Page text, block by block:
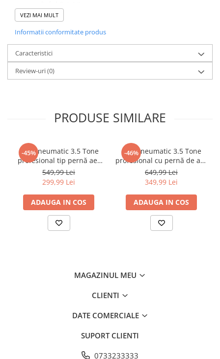
Vibrator beton
Scule Atelier Auto
Accesorii / consumabile atelier
auto
Ambreiaj
Aparat sablat curatat
Chei
Biti hex/torx/spline
Chei auto speciale
Chei combinate/inelare/cu clichet
Chei tubulare
Dinamometrice
Extras arcuri suspensie
Buton de 3/4"
extensii 2 buc
valiza pentru transport și depozitare
VEZI MAI MULT
Informatii conformitate produs
Caracteristici
Review-uri(0)
PRODUSE SIMILARE
-45%
Cric pneumatic 3.5 Tone
profesional tip pernă aer
14-40cm (3.5TAIR)
549,99 Lei
299,99 Lei
ADAUGA IN COS
-46%
Cric pneumatic 3.5 Tone
profesional cu pernă de aer
pentru vulcanizare 15-40cm
(RK-01-200)
649,99 Lei
349,99 Lei
ADAUGA IN COS
MAGAZINUL MEU
CLIENTI
DATE COMERCIALE
SUPORT CLIENTI
0733233333